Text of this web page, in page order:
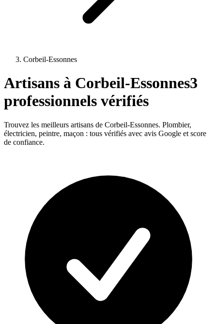
Corbeil-Essonnes
Artisans à Corbeil-Essonnes3
professionnels vérifiés
Trouvez les meilleurs artisans de Corbeil-Essonnes. Plombier,
électricien, peintre, maçon : tous vérifiés avec avis Google et score
de confiance.